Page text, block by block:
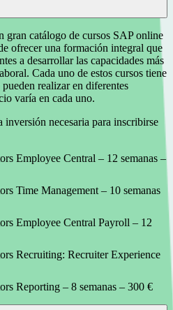
gran catálogo de cursos SAP online
ofrecer una formación integral que
a desarrollar las capacidades más
Cada uno de estos cursos tiene
realizar en diferentes
varía en cada uno.
inversión necesaria para inscribirse
Employee Central – 12 semanas –
Time Management – 10 semanas
Employee Central Payroll – 12
Recruiting: Recruiter Experience
Reporting – 8 semanas – 300 €